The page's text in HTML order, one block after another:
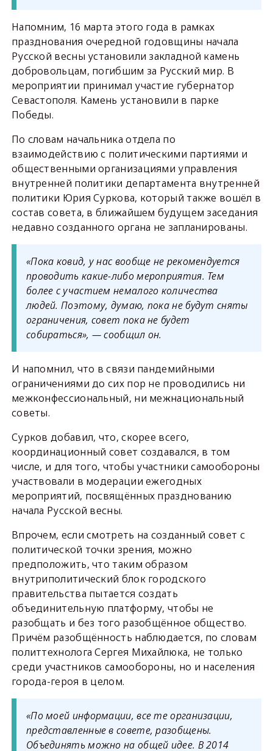
Напомним, 16 марта этого года в рамках
празднования очередной годовщины начала
Русской весны установили закладной камень
добровольцам, погибшим за Русский мир. В
мероприятии принимал участие губернатор
Севастополя. Камень установили в парке
Победы.
По словам начальника отдела по
взаимодействию с политическими партиями и
общественными организациями управления
внутренней политики департамента внутренней
политики Юрия Суркова, который также вошёл в
состав совета, в ближайшем будущем заседания
недавно созданного органа не запланированы.
«Пока ковид, у нас вообще не рекомендуется
проводить какие-либо мероприятия. Тем
более с участием немалого количества
людей. Поэтому, думаю, пока не будут сняты
ограничения, совет пока не будет
собираться», — сообщил он.
И напомнил, что в связи пандемийными
ограничениями до сих пор не проводились ни
межконфессиональный, ни межнациональный
советы.
Сурков добавил, что, скорее всего,
координационный совет создавался, в том
числе, и для того, чтобы участники самообороны
участвовали в модерации ежегодных
мероприятий, посвящённых празднованию
начала Русской весны.
Впрочем, если смотреть на созданный совет с
политической точки зрения, можно
предположить, что таким образом
внутриполитический блок городского
правительства пытается создать
объединительную платформу, чтобы не
разобщать и без того разобщённое общество.
Причём разобщённость наблюдается, по словам
политтехнолога Сергея Михайлюка, не только
среди участников самообороны, но и населения
города-героя в целом.
«По моей информации, все те организации,
представленные в совете, разобщены.
Объединять можно на общей идее. В 2014